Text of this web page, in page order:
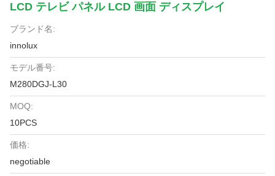
LCD テレビ パネル LCD 画面 ディスプレイ
ブランド名:
innolux
モデル番号:
M280DGJ-L30
MOQ:
10PCS
価格:
negotiable